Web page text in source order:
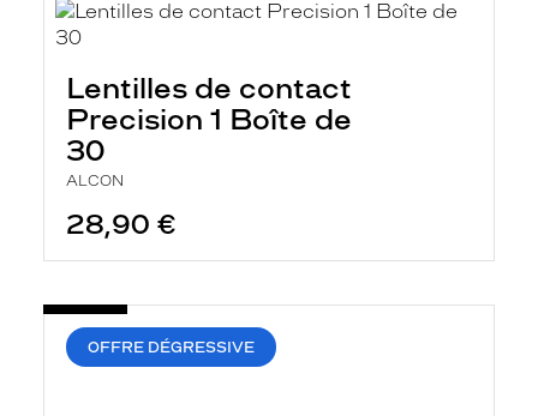
Lentilles de contact
Precision 1 Boîte de
30
ALCON
28,90 €
OFFRE DÉGRESSIVE